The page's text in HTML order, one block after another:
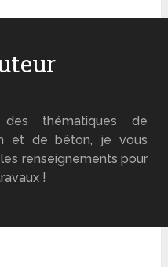
des thématiques de
et de béton, je vous
renseignements pour
!